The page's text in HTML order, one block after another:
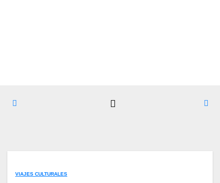
VIAJES CULTURALES